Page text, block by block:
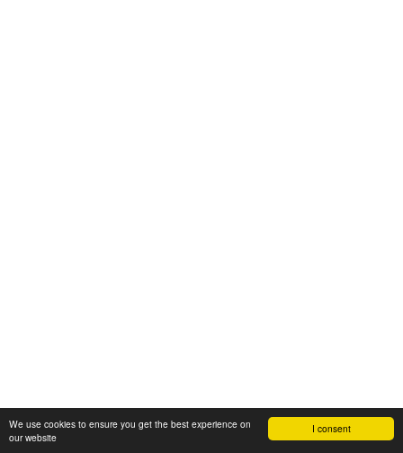
I consent
We use cookies to ensure you get the best experience on
our website